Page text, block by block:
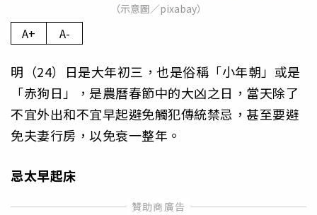
（示意圖／pixabay）
A+ A-
明（24）日是大年初三，也是俗稱「小年朝」或是
「赤狗日」，是農曆春節中的大凶之日，當天除了
不宜外出和不宜早起避免觸犯傳統禁忌，甚至要避
免夫妻行房，以免衰一整年。
忌太早起床